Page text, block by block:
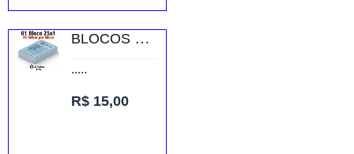
BLOCOS E TALÕES 25 FOLHAS AP 75G 25X1 150X105MM
.....
R$ 15,00